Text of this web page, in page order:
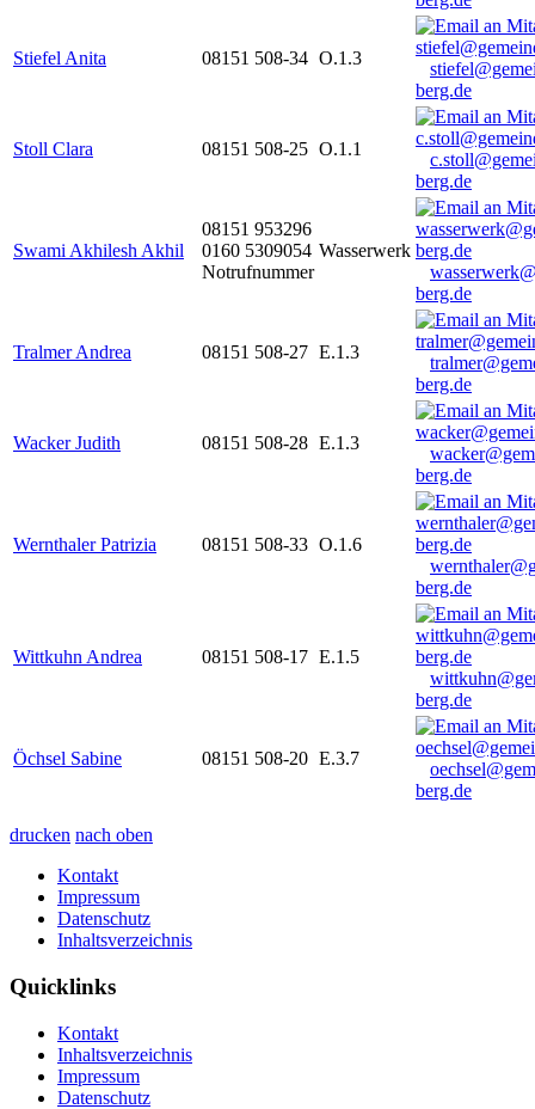
Stiefel Anita 08151 508-34 O.1.3
berg.de
Stoll Clara 08151 508-25 O.1.1
berg.de
Swami Akhilesh Akhil
08151 953296
0160 5309054
Notrufnummer
Wasserwerk
berg.de
Tralmer Andrea 08151 508-27 E.1.3
berg.de
Wacker Judith 08151 508-28 E.1.3
berg.de
Wernthaler Patrizia 08151 508-33 O.1.6
berg.de
Wittkuhn Andrea 08151 508-17 E.1.5
berg.de
Öchsel Sabine 08151 508-20 E.3.7
berg.de
drucken nach oben
Kontakt
Impressum
Datenschutz
Inhaltsverzeichnis
Quicklinks
Kontakt
Inhaltsverzeichnis
Impressum
Datenschutz